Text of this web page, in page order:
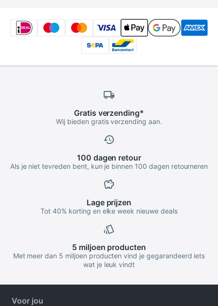
Gratis verzending*
Wij bieden gratis verzending aan.
100 dagen retour
Als je niet tevreden bent, kun je binnen 100 dagen retourneren
Lageprijzen
Tot 40% korting en elke week nieuwe deals
5 miljoen producten
Met meer dan 5 miljoen producten vind je gegarandeerd iets
wat je leuk vindt
Voor jou